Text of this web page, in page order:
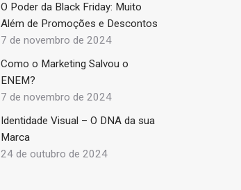
O Poder da Black Friday: Muito
Além de Promoções e Descontos
7 de novembro de 2024
Como o Marketing Salvou o
ENEM?
7 de novembro de 2024
Identidade Visual – O DNA da sua
Marca
24 de outubro de 2024